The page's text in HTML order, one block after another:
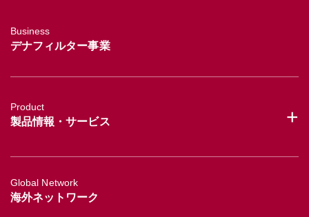
Business
デナフィルター事業
Product
製品情報・サービス +
Global Network
海外ネットワーク